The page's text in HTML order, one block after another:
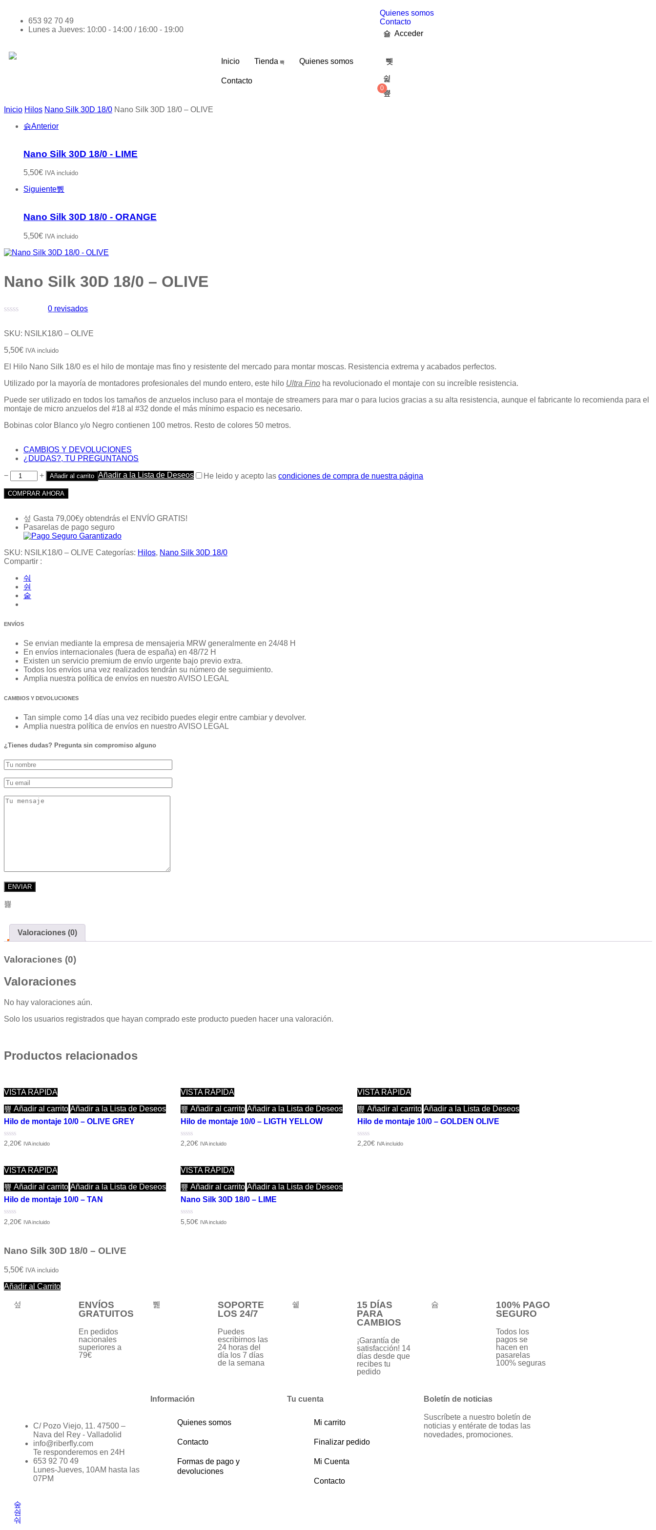
653 92 70 49
Lunes a Jueves: 10:00 - 14:00 / 16:00 - 19:00
Quienes somos
Contacto
Acceder
Inicio Tienda Quienes somos
Contacto
0
Inicio Hilos Nano Silk 30D 18/0 Nano Silk 30D 18/0 – OLIVE
Anterior
Nano Silk 30D 18/0 - LIME
5,50€ IVA incluido
Siguiente
Nano Silk 30D 18/0 - ORANGE
5,50€ IVA incluido
Nano Silk 30D 18/0 – OLIVE
0
5
0 revisados
SKU: NSILK18/0 – OLIVE
5,50€ IVA incluido
El Hilo Nano Silk 18/0 es el hilo de montaje mas fino y resistente del mercado para montar moscas. Resistencia extrema y acabados perfectos.
Utilizado por la mayoría de montadores profesionales del mundo entero, este hilo Ultra Fino ha revolucionado el montaje con su increíble resistencia.
Puede ser utilizado en todos los tamaños de anzuelos incluso para el montaje de streamers para mar o para lucios gracias a su alta resistencia, aunque el fabricante lo recomienda para el
montaje de micro anzuelos del #18 al #32 donde el más mínimo espacio es necesario.
Bobinas color Blanco y/o Negro contienen 100 metros. Resto de colores 50 metros.
CAMBIOS Y DEVOLUCIONES
¿DUDAS?, TU PREGUNTANOS
− + Añadir al carrito Añadir a la Lista de Deseos He leido y acepto lascondiciones de compra de nuestra página
COMPRAR AHORA
Gasta 79,00€y obtendrás el ENVÍO GRATIS!
Pasarelas de pago seguro
SKU: NSILK18/0 – OLIVE Categorías: Hilos, Nano Silk 30D 18/0
Compartir :
ENVÍOS
Se envian mediante la empresa de mensajeria MRW generalmente en 24/48 H
En envíos internacionales (fuera de españa) en 48/72 H
Existen un servicio premium de envío urgente bajo previo extra.
Todos los envíos una vez realizados tendrán su número de seguimiento.
Amplia nuestra política de envíos en nuestro AVISO LEGAL
CAMBIOS Y DEVOLUCIONES
Tan simple como 14 días una vez recibido puedes elegir entre cambiar y devolver.
Amplia nuestra política de envíos en nuestro AVISO LEGAL
¿Tienes dudas? Pregunta sin compromiso alguno
Valoraciones (0)
Valoraciones (0)
Valoraciones
No hay valoraciones aún.
Solo los usuarios registrados que hayan comprado este producto pueden hacer una valoración.
Productos relacionados
VISTA RÁPIDA
Añadir al carrito Añadir a la Lista de Deseos
Hilo de montaje 10/0 – OLIVE GREY
Valorado
5
2,20€ IVA incluido
VISTA RÁPIDA
Añadir al carrito Añadir a la Lista de Deseos
Hilo de montaje 10/0 – LIGTH YELLOW
Valorado
5
2,20€ IVA incluido
VISTA RÁPIDA
Añadir al carrito Añadir a la Lista de Deseos
Hilo de montaje 10/0 – GOLDEN OLIVE
Valorado
2,20€ IVA incluido
VISTA RÁPIDA
Añadir al carrito Añadir a la Lista de Deseos
Hilo de montaje 10/0 – TAN
Valorado
5
2,20€ IVA incluido
VISTA RÁPIDA
Añadir al carrito Añadir a la Lista de Deseos
Nano Silk 30D 18/0 – LIME
Valorado
5,50€ IVA incluido
Nano Silk 30D 18/0 – OLIVE
5,50€ IVA incluido
Añadir al Carrito
ENVÍOS
GRATUITOS
En pedidos
nacionales
superiores a
79€
SOPORTE
LOS 24/7
Puedes
escribirnos las
24 horas del
día los 7 días
de la semana
15 DÍAS
PARA
CAMBIOS
¡Garantía de
satisfacción! 14
días desde que
recibes tu
pedido
100% PAGO
SEGURO
Todos los
pagos se
hacen en
pasarelas
100% seguras
C/ Pozo Viejo, 11. 47500 –
Nava del Rey - Valladolid
info@riberfly.com
Te responderemos en 24H
653 92 70 49
Lunes-Jueves, 10AM hasta las
07PM
Información
Quienes somos
Contacto
Formas de pago y
devoluciones
Tu cuenta
Mi carrito
Finalizar pedido
Mi Cuenta
Contacto
Boletín de noticias
Suscríbete a nuestro boletín de
noticias y entérate de todas las
novedades, promociones.